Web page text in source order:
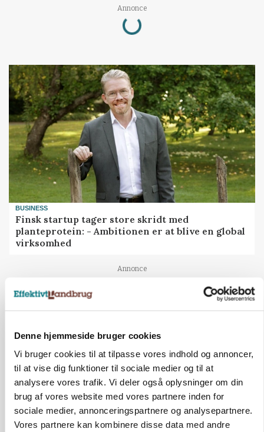
Denne hjemmeside bruger cookies
Vi bruger cookies til at tilpasse vores indhold og annoncer,
til at vise dig funktioner til sociale medier og til at
analysere vores trafik. Vi deler også oplysninger om din
brug af vores website med vores partnere inden for
sociale medier, annonceringspartnere og analysepartnere.
Vores partnere kan kombinere disse data med andre
Annonce
Loading...
BUSINESS
Finsk startup tager store skridt med
planteprotein: - Ambitionen er at blive en global
virksomhed
Annonce
GRISE